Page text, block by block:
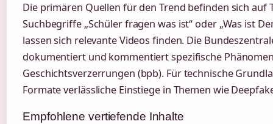
Die primären Quellen für den Trend befinden sich auf
Suchbegriffe „Schüler fragen was ist“ oder „Was ist
lassen sich relevante Videos finden. Die
dokumentiert und kommentiert spezifische
Geschichtsverzerrungen (bpb). Für technische
Formate verlässliche Einstiege in Themen wie
Empfohlene vertiefende Inhalte